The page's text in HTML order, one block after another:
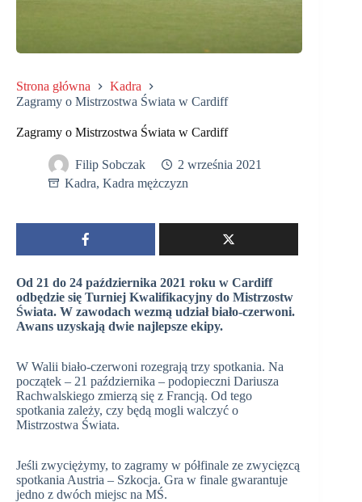
Strona główna
Kadra
Zagramy o Mistrzostwa Świata w Cardiff
Zagramy o Mistrzostwa Świata w Cardiff
Filip Sobczak
2 września 2021
Kadra, Kadra mężczyzn
Od 21 do 24 października 2021 roku w Cardiff
odbędzie się Turniej Kwalifikacyjny do Mistrzostw
Świata. W zawodach wezmą udział biało-czerwoni.
Awans uzyskają dwie najlepsze ekipy.
W Walii biało-czerwoni rozegrają trzy spotkania. Na
początek – 21 października – podopieczni Dariusza
Rachwalskiego zmierzą się z Francją. Od tego
spotkania zależy, czy będą mogli walczyć o
Mistrzostwa Świata.
Jeśli zwyciężymy, to zagramy w półfinale ze zwycięzcą
spotkania Austria – Szkocja. Gra w finale gwarantuje
jedno z dwóch miejsc na MŚ.